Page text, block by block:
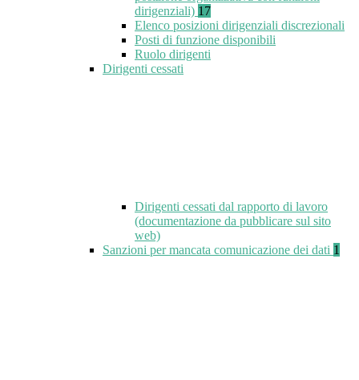
dirigenziali) 17
Elenco posizioni dirigenziali discrezionali
Posti di funzione disponibili
Ruolo dirigenti
Dirigenti cessati
Dirigenti cessati dal rapporto di lavoro
(documentazione da pubblicare sul sito
web)
Sanzioni per mancata comunicazione dei dati 1